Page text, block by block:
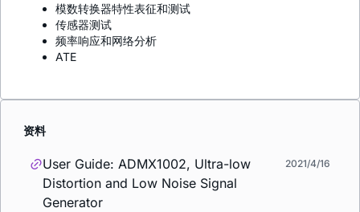
模数转换器特性表征和测试
传感器测试
频率响应和网络分析
ATE
资料
User Guide: ADMX1002, Ultra-low
Distortion and Low Noise Signal
Generator
2021/4/16